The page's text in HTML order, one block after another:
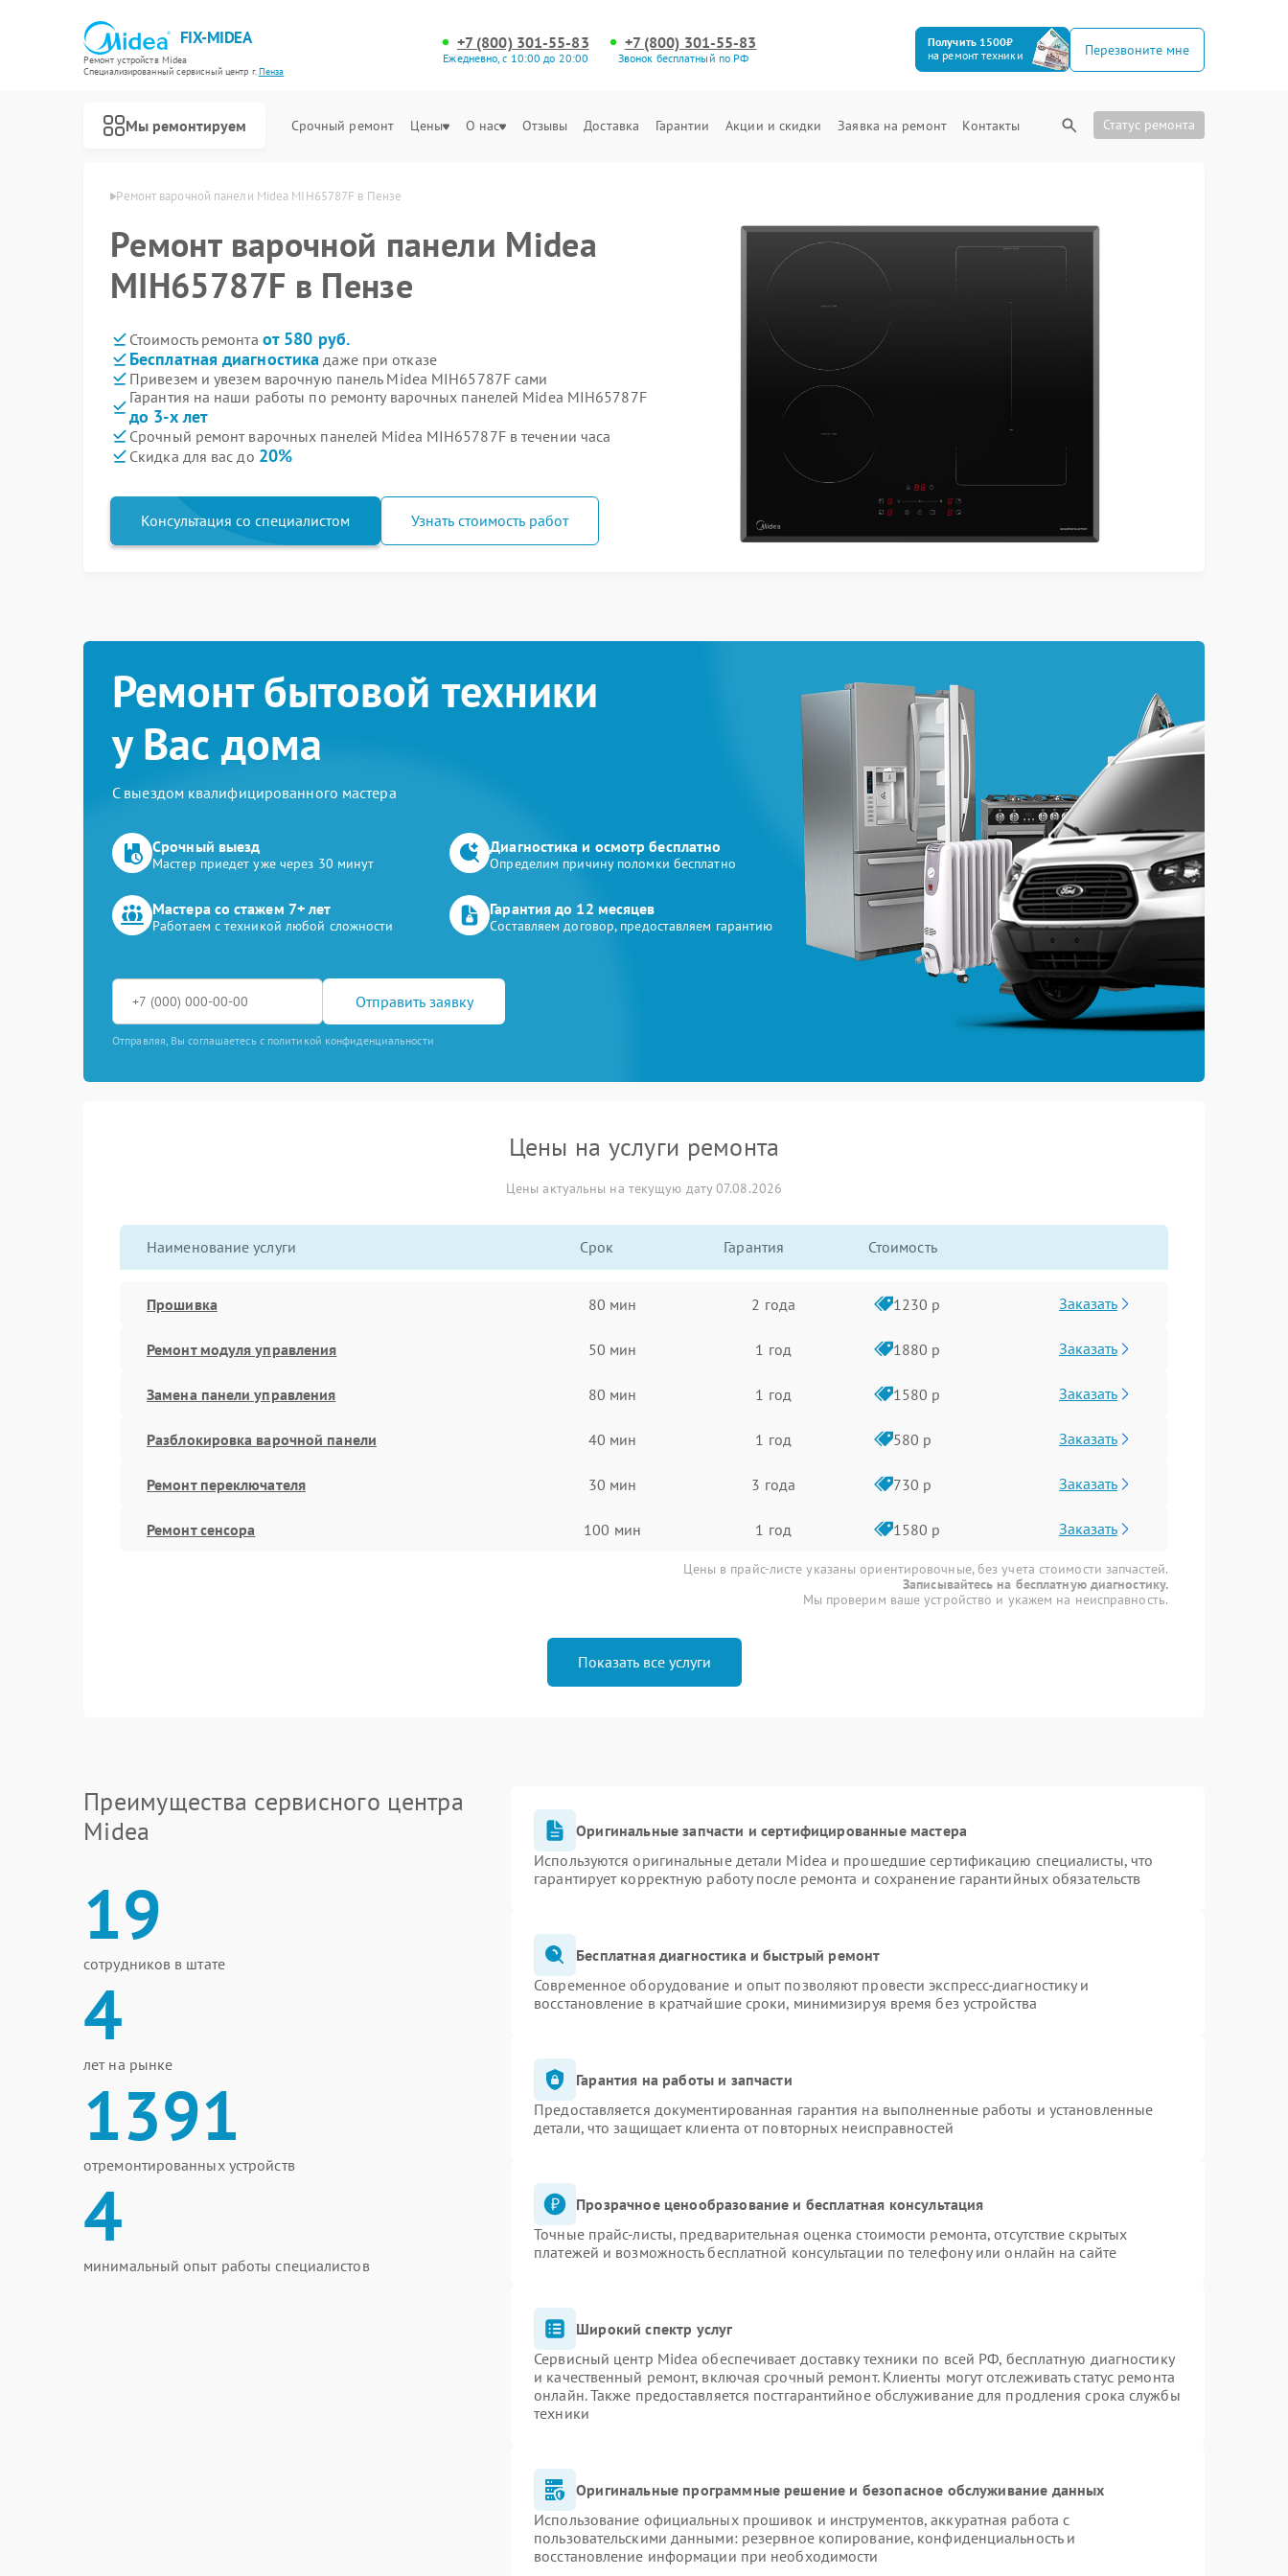
FIX-MIDEA
Ремонт устройств Midea
Специализированный cервисный центр г.Пенза
+7 (800) 301-55-83
Ежедневно, с 10:00 до 20:00
+7 (800) 301-55-83
Звонок бесплатный по РФ
Получить 1500₽
на ремонт техники
Перезвоните мне
Мы ремонтируем Срочный ремонт Цены О нас Отзывы Доставка Гарантии Акции и скидки Заявка на ремонт Контакты Статус ремонта
Midea в Пензе Ремонт варочной панели Midea MIH65787F в Пензе
Ремонт варочной панели Midea
MIH65787F в Пензе
Стоимость ремонта от 580 руб.
Бесплатная диагностика даже при отказе
Привезем и увезем варочную панель Midea MIH65787F сами
Гарантия на наши работы по ремонту варочных панелей Midea MIH65787F
до 3-х лет
Срочный ремонт варочных панелей Midea MIH65787F в течении часа
Скидка для вас до 20%
Консультация со специалистом Узнать стоимость работ
Ремонт бытовой техники
у Вас дома
С выездом квалифицированного мастера
Срочный выезд
Мастер приедет уже через 30 минут
Диагностика и осмотр бесплатно
Определим причину поломки бесплатно
Мастера со стажем 7+ лет
Работаем с техникой любой сложности
Гарантия до 12 месяцев
Составляем договор, предоставляем гарантию
Отправить заявку
Отправляя, Вы соглашаетесь с политикой конфиденциальности
Цены на услуги ремонта
Цены актуальны на текущую дату 07.08.2026
Наименование услуги Срок Гарантия Стоимость
Прошивка 80 мин 2 года 1230 р Заказать
Ремонт модуля управления 50 мин 1 год 1880 р Заказать
Замена панели управления 80 мин 1 год 1580 р Заказать
Разблокировка варочной панели 40 мин 1 год 580 р Заказать
Ремонт переключателя 30 мин 3 года 730 р Заказать
Ремонт сенсора 100 мин 1 год 1580 р Заказать
Цены в прайс-листе указаны ориентировочные, без учета стоимости запчастей.
Записывайтесь на бесплатную диагностику.
Мы проверим ваше устройство и укажем на неисправность.
Показать все услуги
Преимущества сервисного центра
Midea
19
сотрудников в штате
4
лет на рынке
1391
отремонтированных устройств
4
минимальный опыт работы специалистов
Оригинальные запчасти и сертифицированные мастера
Используются оригинальные детали Midea и прошедшие сертификацию специалисты, что
гарантирует корректную работу после ремонта и сохранение гарантийных обязательств
Бесплатная диагностика и быстрый ремонт
Современное оборудование и опыт позволяют провести экспресс-диагностику и
восстановление в кратчайшие сроки, минимизируя время без устройства
Гарантия на работы и запчасти
Предоставляется документированная гарантия на выполненные работы и установленные
детали, что защищает клиента от повторных неисправностей
Прозрачное ценообразование и бесплатная консультация
Точные прайс-листы, предварительная оценка стоимости ремонта, отсутствие скрытых
платежей и возможность бесплатной консультации по телефону или онлайн на сайте
Широкий спектр услуг
Сервисный центр Midea обеспечивает доставку техники по всей РФ, бесплатную диагностику
и качественный ремонт, включая срочный ремонт. Клиенты могут отслеживать статус ремонта
онлайн. Также предоставляется постгарантийное обслуживание для продления срока службы
техники
Оригинальные программные решение и безопасное обслуживание данных
Использование официальных прошивок и инструментов, аккуратная работа с
пользовательскими данными: резервное копирование, конфиденциальность и
восстановление информации при необходимости